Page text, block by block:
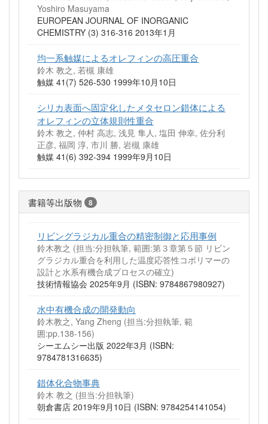
Yoshiro Masuyama
EUROPEAN JOURNAL OF INORGANIC
CHEMISTRY (3) 316-316 2013年1月
均一系触媒によるオレフィンの高圧重合
鈴木 教之, 若槻 康雄
触媒 41(7) 526-530 1999年10月10日
シリカ表面へ固定化したメタセロン錯体による
オレフィンの立体規則性重合
鈴木 教之, 仲村 高志, 浅見 隼人, 塩田 伸幸, 佐分利
正彦, 福岡 淳, 市川 勝, 岩槻 康雄
触媒 41(6) 392-394 1999年9月10日
書籍等出版物 8
リビングラジカル重合の精密制御と応用事例
鈴木教之 (担当:分担執筆, 範囲:第３章第５節 リビン
グラジカル重合を利用した温度応答性コポリマーの
設計と水系有機合成プロセスの確立)
技術情報協会 2025年9月 (ISBN: 9784867980927)
水中有機合成の開発動向
鈴木教之, Yang Zheng (担当:分担執筆, 範
囲:pp.138-156)
シーエムシー出版 2022年3月 (ISBN:
9784781316635)
錯体化合物事典
鈴木 教之 (担当:分担執筆)
朝倉書店 2019年9月10日 (ISBN: 9784254141054)